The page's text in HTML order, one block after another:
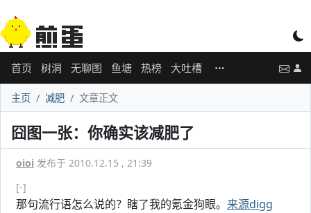
首页 树洞 无聊图 鱼塘 热榜 大吐槽
主页 减肥 文章正文
囧图一张：你确实该减肥了
oioi 发布于 2010.12.15 , 21:39
[-]
那句流行语怎么说的？瞎了我的氪金狗眼。 来源digg